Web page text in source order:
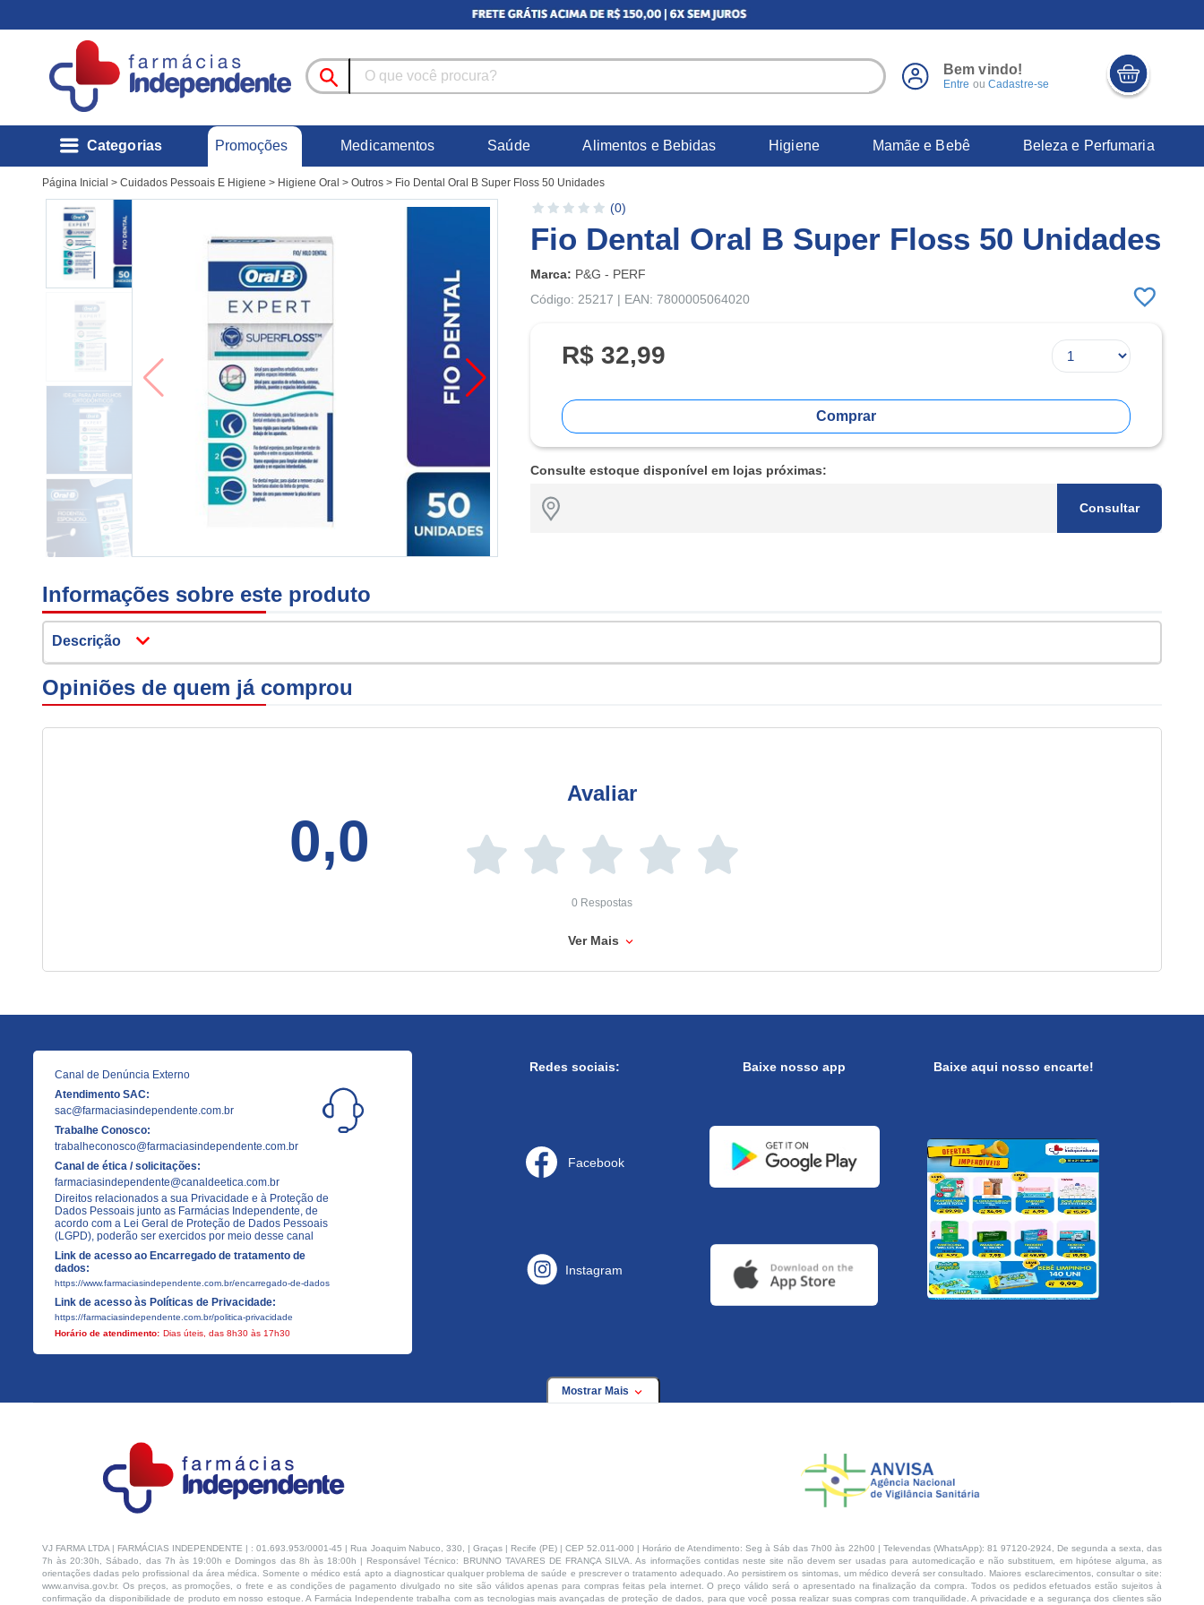
Bem vindo!
Entre ou Cadastre-se
Categorias Promoções Medicamentos Saúde Alimentos e Bebidas Higiene Mamãe e Bebê Beleza e Perfumaria
Página Inicial > Cuidados Pessoais E Higiene > Higiene Oral > Outros > Fio Dental Oral B Super Floss 50 Unidades
(0)
Fio Dental Oral B Super Floss 50 Unidades
Marca: P&G - PERF
Código: 25217 | EAN: 7800005064020
R$ 32,99
Comprar
Consulte estoque disponível em lojas próximas:
Consultar
Informações sobre este produto
Descrição
Opiniões de quem já comprou
0,0
Avaliar
0 Respostas
Ver Mais
Canal de Denúncia Externo
Atendimento SAC:
sac@farmaciasindependente.com.br
Trabalhe Conosco:
trabalheconosco@farmaciasindependente.com.br
Canal de ética / solicitações:
farmaciasindependente@canaldeetica.com.br
Direitos relacionados a sua Privacidade e à Proteção de
Dados Pessoais junto as Farmácias Independente, de
acordo com a Lei Geral de Proteção de Dados Pessoais
(LGPD), poderão ser exercidos por meio desse canal
Link de acesso ao Encarregado de tratamento de
dados:
https://www.farmaciasindependente.com.br/encarregado-de-dados
Link de acesso às Políticas de Privacidade:
https://farmaciasindependente.com.br/politica-privacidade
Horário de atendimento: Dias úteis, das 8h30 às 17h30
Redes sociais:
Facebook
Instagram
Baixe nosso app Baixe aqui nosso encarte!
Mostrar Mais
VJ FARMA LTDA | FARMÁCIAS INDEPENDENTE | : 01.693.953/0001-45 | Rua Joaquim Nabuco, 330, | Graças | Recife (PE) | CEP 52.011-000 | Horário de Atendimento: Seg à Sáb das 7h00 às 22h00 | Televendas (WhatsApp): 81 97120-2924, De segunda a sexta, das
7h às 20:30h, Sábado, das 7h às 19:00h e Domingos das 8h às 18:00h | Responsável Técnico: BRUNNO TAVARES DE FRANÇA SILVA. As informações contidas neste site não devem ser usadas para automedicação e não substituem, em hipótese alguma, as
orientações dadas pelo profissional da área médica. Somente o médico está apto a diagnosticar qualquer problema de saúde e prescrever o tratamento adequado. Ao persistirem os sintomas, um médico deverá ser consultado. Maiores esclarecimentos, consultar o site:
www.anvisa.gov.br. Os preços, as promoções, o frete e as condições de pagamento divulgado no site são válidos apenas para compras feitas pela internet. O preço válido será o apresentado na finalização da compra. Todos os pedidos efetuados estão sujeitos à
confirmação da disponibilidade de produto em nosso estoque. A Farmácia Independente trabalha com as tecnologias mais avançadas de proteção de dados, para que você possa realizar suas compras com tranquilidade. A privacidade e a segurança dos clientes são